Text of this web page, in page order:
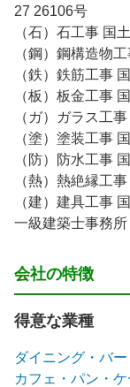
27 26106号
（石）石工事 国
（鋼）鋼構造物
（鉄）鉄筋工事
（板）板金工事
（ガ）ガラス工
（塗）塗装工事
（防）防水工事
（熱）熱絶縁工
（建）建具工事
一級建築士事務
会社の特徴
得意な業種
ダイニング・バー
カフェ・パン・ケ